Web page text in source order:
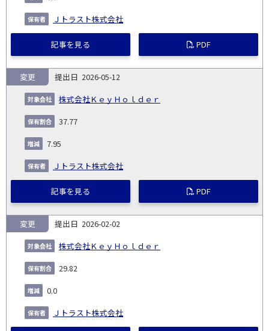
Ｊトラスト株式会社
記事を見る PDF
2026-05-12
株式会社ＫｅｙＨｏｌｄｅｒ
変更
37.77
7.95
Ｊトラスト株式会社
記事を見る PDF
2026-02-02
株式会社ＫｅｙＨｏｌｄｅｒ
変更
29.82
0.0
Ｊトラスト株式会社